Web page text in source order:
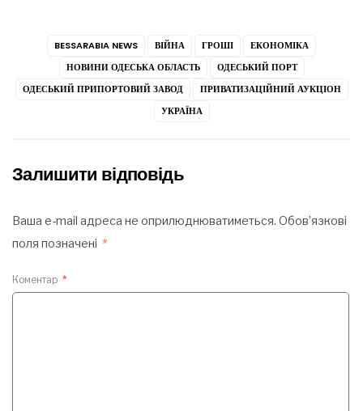
BESSARABIA NEWS ВІЙНА ГРОШІ
ЕКОНОМІКА
НОВИНИ ОДЕСЬКА ОБЛАСТЬ
ОДЕСЬКИЙ ПОРТ
ОДЕСЬКИЙ ПРИПОРТОВИЙ ЗАВОД
ПРИВАТИЗАЦІЙНИЙ АУКЦІОН
УКРАЇНА
Залишити відповідь
Ваша e-mail адреса не оприлюднюватиметься. Обов’язкові
поля позначені *
Коментар *